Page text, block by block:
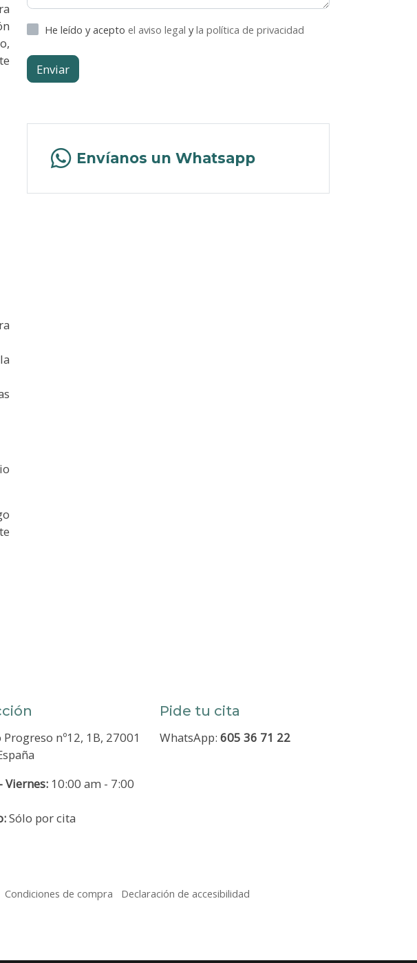
He leído y acepto el aviso legal yla política de privacidad
Enviar
Envíanos un Whatsapp
Progreso nº12, 1B, 27001
Viernes:10:00 am - 7:00
Sólo por cita
Pide tu cita
WhatsApp: 605 36 71 22
Condiciones de compra Declaración de accesibilidad